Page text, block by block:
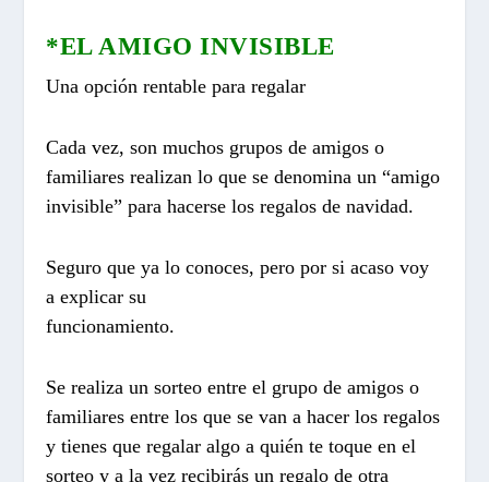
*EL AMIGO INVISIBLE
Una opción rentable para regalar
Cada vez, son muchos grupos de amigos o
familiares realizan lo que se denomina un “amigo
invisible” para hacerse los regalos de navidad.
Seguro que ya lo conoces, pero por si acaso voy
a explicar su
funcionamiento.
Se realiza un sorteo entre el grupo de amigos o
familiares entre los que se van a hacer los regalos
y tienes que regalar algo a quién te toque en el
sorteo y a la vez recibirás un regalo de otra